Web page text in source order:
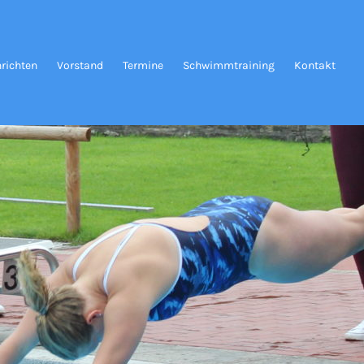
Vorstand Termine Schwimmtraining Kontakt